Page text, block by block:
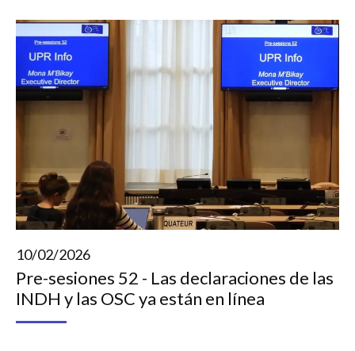
10/02/2026
Pre-sesiones 52 - Las declaraciones de las
INDH y las OSC ya están en línea